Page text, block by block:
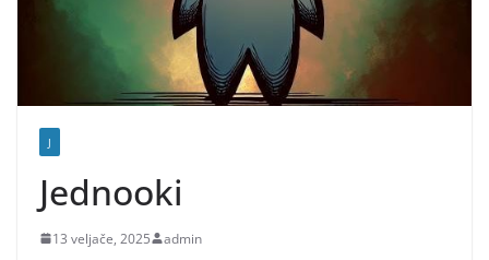
J
Jednooki
13 veljače, 2025 admin